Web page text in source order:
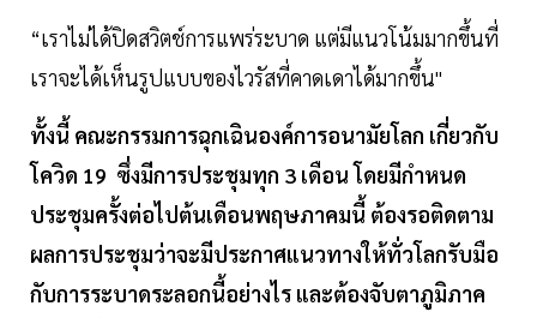
“เราไม่ได้ปิดสวิตช์การแพร่ระบาด แต่มีแนวโน้มมากขึ้นที่
เราจะได้เห็นรูปแบบของไวรัสที่คาดเดาได้มากขึ้น"
ทั้งนี้ คณะกรรมการฉุกเฉินองค์การอนามัยโลก เกี่ยวกับ
โควิด 19 ซึ่งมีการประชุมทุก 3 เดือน โดยมีกำหนด
ประชุมครั้งต่อไปต้นเดือนพฤษภาคมนี้ ต้องรอติดตาม
ผลการประชุมว่าจะมีประกาศแนวทางให้ทั่วโลกรับมือ
กับการระบาดระลอกนี้อย่างไร และต้องจับตาภูมิภาค